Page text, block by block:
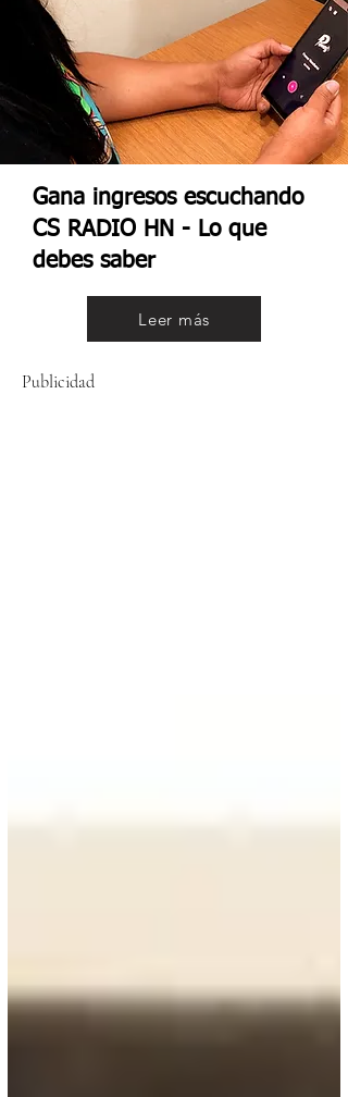
Gana ingresos escuchando
CS RADIO HN - Lo que
debes saber
Leer más
Publicidad